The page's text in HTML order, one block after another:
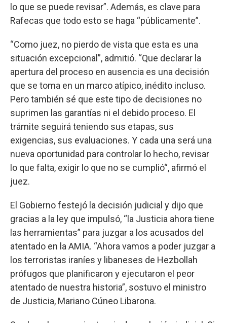
lo que se puede revisar”. Además, es clave para
Rafecas que todo esto se haga “públicamente”.
“Como juez, no pierdo de vista que esta es una
situación excepcional”, admitió. “Que declarar la
apertura del proceso en ausencia es una decisión
que se toma en un marco atípico, inédito incluso.
Pero también sé que este tipo de decisiones no
suprimen las garantías ni el debido proceso. El
trámite seguirá teniendo sus etapas, sus
exigencias, sus evaluaciones. Y cada una será una
nueva oportunidad para controlar lo hecho, revisar
lo que falta, exigir lo que no se cumplió“, afirmó el
juez.
El Gobierno festejó la decisión judicial y dijo que
gracias a la ley que impulsó, “la Justicia ahora tiene
las herramientas” para juzgar a los acusados del
atentado en la AMIA. “Ahora vamos a poder juzgar a
los terroristas iraníes y libaneses de Hezbollah
prófugos que planificaron y ejecutaron el peor
atentado de nuestra historia”, sostuvo el ministro
de Justicia, Mariano Cúneo Libarona.